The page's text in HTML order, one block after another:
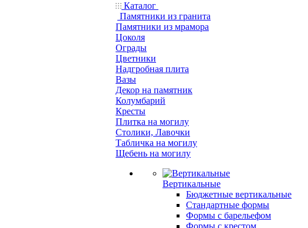
Каталог
Памятники из гранита
Памятники из мрамора
Цоколя
Ограды
Цветники
Надгробная плита
Вазы
Декор на памятник
Колумбарий
Кресты
Плитка на могилу
Столики, Лавочки
Табличка на могилу
Щебень на могилу
Вертикальные
Бюджетные вертикальные
Стандартные формы
Формы с барельефом
Формы с крестом